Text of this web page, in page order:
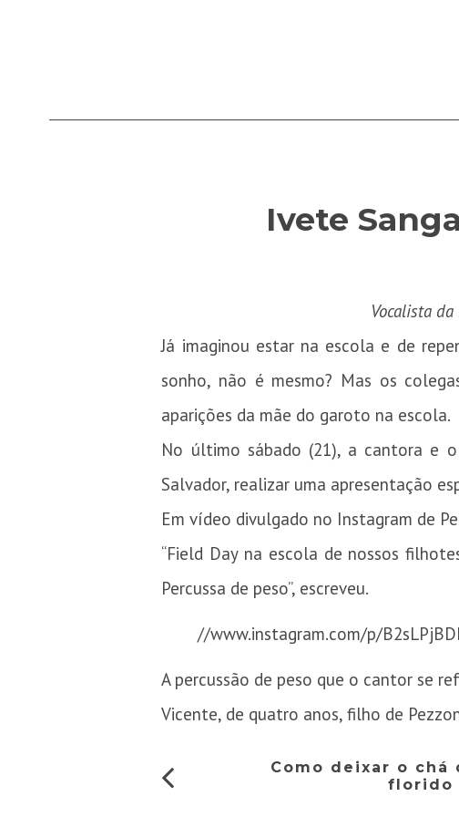
Ivete
Vocalista
Já imaginou estar na escola e de
sonho, não é mesmo? Mas os
aparições da mãe do garoto na escola.
No último sábado (21), a cantora e
Salvador, realizar uma apresentação
Em vídeo divulgado no Instagram de
“Field Day na escola de nossos
Percussa de peso”, escreveu.
//www.instagram.com/p/
A percussão de peso que o cantor se
Vicente, de quatro anos, filho de
Como deixar o chá
florido